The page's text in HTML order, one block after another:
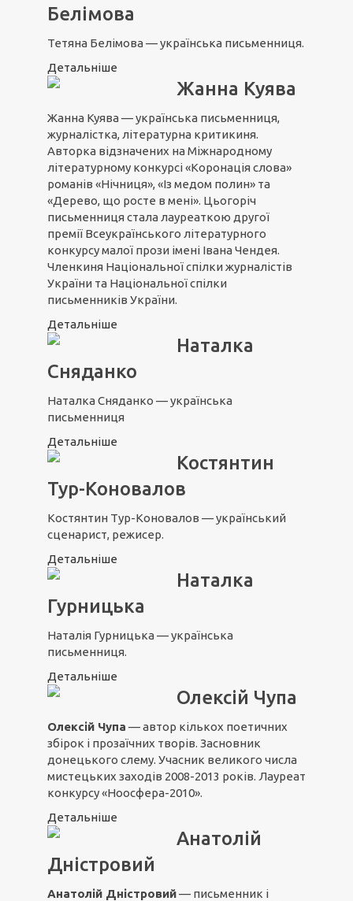
Белімова
Тетяна Белімова — українська письменниця.
Детальніше
Жанна Куява
Жанна Куява — українська письменниця,
журналістка, літературна критикиня.
Авторка відзначених на Міжнародному
літературному конкурсі «Коронація слова»
романів «Нічниця», «Із медом полин» та
«Дерево, що росте в мені». Цьогоріч
письменниця стала лауреаткою другої
премії Всеукраїнського літературного
конкурсу малої прози імені Івана Чендея.
Членкиня Національної спілки журналістів
України та Національної спілки
письменників України.
Детальніше
Наталка
Сняданко
Наталка Сняданко — українська
письменниця
Детальніше
Костянтин
Тур-Коновалов
Костянтин Тур-Коновалов — український
сценарист, режисер.
Детальніше
Наталка
Гурницька
Наталія Гурницька — українська
письменниця.
Детальніше
Олексій Чупа
Олексій Чупа — автор кількох поетичних
збірок і прозаїчних творів. Засновник
донецького слему. Учасник великого числа
мистецьких заходів 2008-2013 років. Лауреат
конкурсу «Ноосфера-2010».
Детальніше
Анатолій
Дністровий
Анатолій Дністровий— письменник і